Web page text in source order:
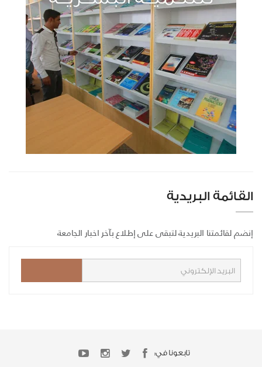
القائمة البريدية
إنضم لقائمتنا البريدية لتبقى على إطلاع بآخر اخبار الجامعة
تابعونا في: